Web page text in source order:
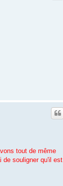
tout de même
de souligner qu'il est